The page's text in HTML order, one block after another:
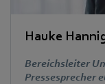
Hauke
Bereichsleiter
Pressesprecher